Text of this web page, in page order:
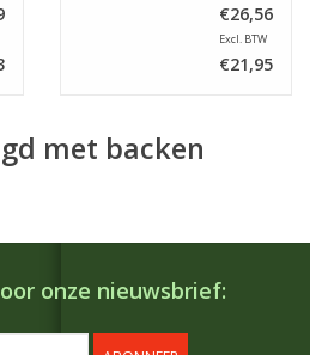
€26,56
Excl. BTW
€21,95
met backen
onze nieuwsbrief: